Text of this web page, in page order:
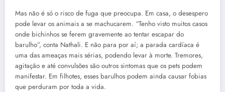
Mas não é só o risco de fuga que preocupa. Em casa, o desespero
pode levar os animais a se machucarem. “Tenho visto muitos casos
onde bichinhos se ferem gravemente ao tentar escapar do
barulho”, conta Nathali. E não para por aí; a parada cardíaca é
uma das ameaças mais sérias, podendo levar à morte. Tremores,
agitação e até convulsões são outros sintomas que os pets podem
manifestar. Em filhotes, esses barulhos podem ainda causar fobias
que perduram por toda a vida.